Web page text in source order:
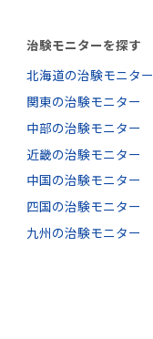
治験モニターを探す
北海道の治験モニター
関東の治験モニター
中部の治験モニター
近畿の治験モニター
中国の治験モニター
四国の治験モニター
九州の治験モニター